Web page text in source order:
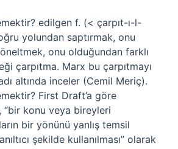
edilgen f. (< çarpıt-ı-l-
yolundan saptırmak, onu
onu olduğundan farklı
çarpıtma. Marx bu çarpıtmayı
altında inceler (Cemil Meriç).
First Draft’a göre
“bir konu veya bireyleri
bir yönünü yanlış temsil
şekilde kullanılması” olarak